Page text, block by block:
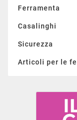
Ferramenta
Casalinghi
Sicurezza
Articoli per le